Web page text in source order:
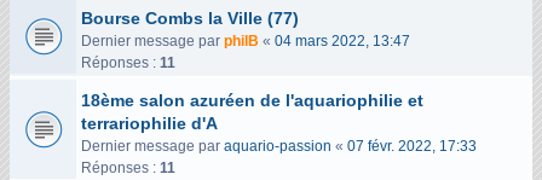
Bourse Combs la Ville (77)
Dernier message par philB « 04 mars 2022, 13:47
Réponses : 11
18ème salon azuréen de l'aquariophilie et
terrariophilie d'A
Dernier message par aquario-passion « 07 févr. 2022, 17:33
Réponses : 11